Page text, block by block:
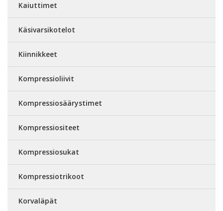
Kaiuttimet
Käsivarsikotelot
Kiinnikkeet
Kompressioliivit
Kompressiosäärystimet
Kompressiositeet
Kompressiosukat
Kompressiotrikoot
Korvaläpät